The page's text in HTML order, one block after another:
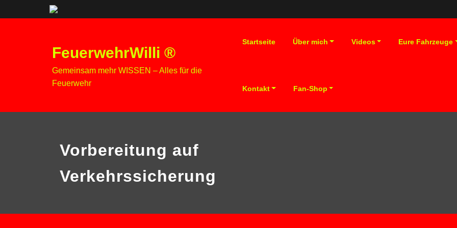
FeuerwehrWilli ®
Gemeinsam mehr WISSEN – Alles für die
Feuerwehr
Startseite Über mich Videos Eure Fahrzeuge
Kontakt Fan-Shop
Vorbereitung auf
Verkehrssicherung